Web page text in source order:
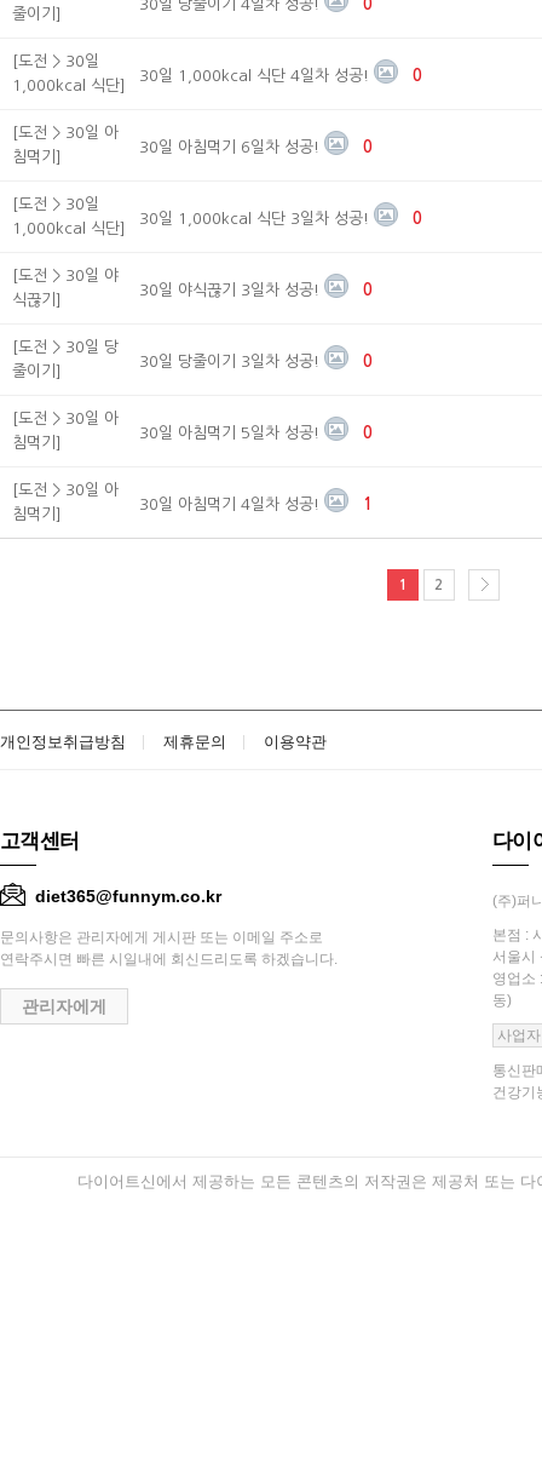
줄이기]
30일 당줄이기 4일차 성공! 0
[도전 > 30일
1,000kcal 식단]
30일 1,000kcal 식단 4일차 성공! 0
[도전 > 30일 아
침먹기]
30일 아침먹기 6일차 성공! 0
[도전 > 30일
1,000kcal 식단]
30일 1,000kcal 식단 3일차 성공! 0
[도전 > 30일 야
식끊기]
30일 야식끊기 3일차 성공! 0
[도전 > 30일 당
줄이기]
30일 당줄이기 3일차 성공! 0
[도전 > 30일 아
침먹기]
30일 아침먹기 5일차 성공! 0
[도전 > 30일 아
침먹기]
30일 아침먹기 4일차 성공! 1
1 2
개인정보취급방침 제휴문의 이용약관
고객센터
diet365@funnym.co.kr
문의사항은 관리자에게 게시판 또는 이메일 주소로
연락주시면 빠른 시일내에 회신드리도록 하겠습니다.
관리자에게
다이
(주)퍼
본점 :
서울시
영업소
동)
사업
통신판
건강기
다이어트신에서 제공하는 모든 콘텐츠의 저작권은 제공처 또는